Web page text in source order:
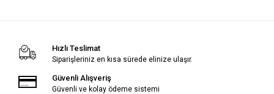
Hızlı Teslimat
Siparişleriniz en kısa sürede elinize ulaşır.
Güvenli Alışveriş
Güvenli ve kolay ödeme sistemi